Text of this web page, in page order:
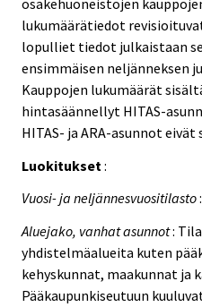
lukumäärätiedot
lopulliet tiedot julkaistaan
ensimmäisen neljänneksen
Kauppojen lukumäärät
hintasäännellyt HITAS-
HITAS- ja ARA-asunnot
Luokitukset :
Vuosi- ja neljännesvuositilasto:
Aluejako, vanhat asunnot:
yhdistelmäalueita kuten
kehyskunnat, maakunnat ja
Pääkaupunkiseutuun